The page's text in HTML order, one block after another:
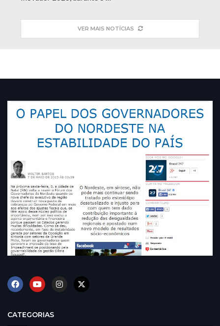
VER MAIS NOTÍCIAS
CATEGORIAS